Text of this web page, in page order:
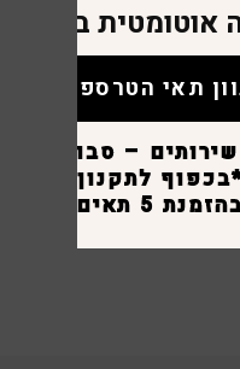
אוטומטית במתנה
תאי הטרספה
– סבונייה
לתקנון
תאים ומעלה.